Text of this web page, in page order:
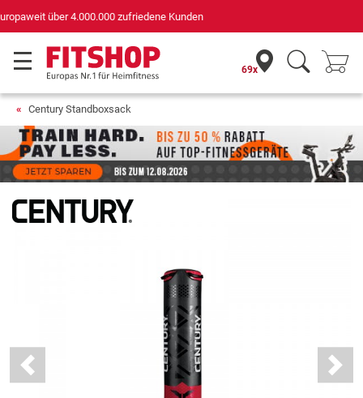
für Sportgeräte (n-tv+DISQ 2016-2024)
69x
Century Standboxsack
Previous Next